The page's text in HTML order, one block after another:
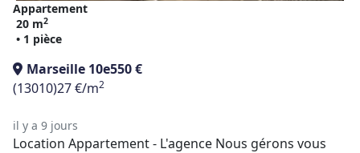
Appartement
20 m2
• 1 pièce
Marseille 10e550 €
(13010)27 €/m2
il y a 9 jours
Location Appartement - L'agence Nous gérons vous